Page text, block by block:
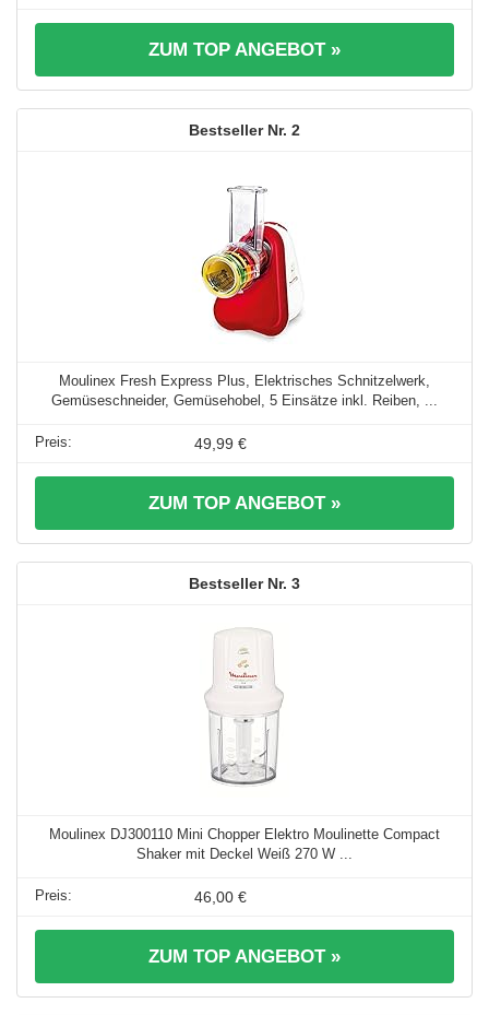
ZUM TOP ANGEBOT »
2
Moulinex Fresh Express Plus, Elektrisches Schnitzelwerk,
Gemüseschneider, Gemüsehobel, 5 Einsätze inkl. Reiben, ...
49,99 €
ZUM TOP ANGEBOT »
3
Moulinex DJ300110 Mini Chopper Elektro Moulinette Compact
Shaker mit Deckel Weiß 270 W ...
46,00 €
ZUM TOP ANGEBOT »